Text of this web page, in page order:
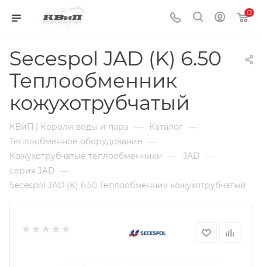
0
Secespol JAD (K) 6.50
Теплообменник
кожухотрубчатый
КВиП | Короли воды и пара — Каталог —
Теплообменное оборудование —
Кожухотрубчатые теплообменники — JAD —
серия JAD —
Secespol JAD (K) 6.50 Теплообменник кожухотрубчатый